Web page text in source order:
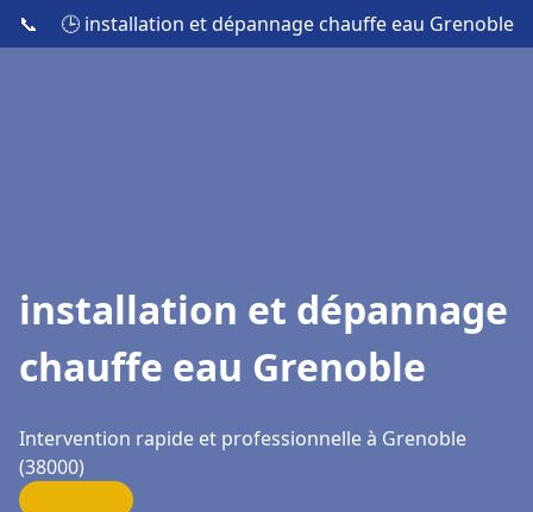
📞 🕒 installation et dépannage chauffe eau Grenoble
installation et dépannage
chauffe eau Grenoble
Intervention rapide et professionnelle à Grenoble
(38000)